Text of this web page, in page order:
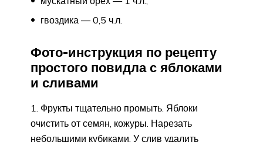
гвоздика — 0,5 ч.л.
Фото-инструкция по рецепту
простого повидла с яблоками
и сливами
Фрукты тщательно промыть. Яблоки
очистить от семян, кожуры. Нарезать
небольшими кубиками. У слив удалить